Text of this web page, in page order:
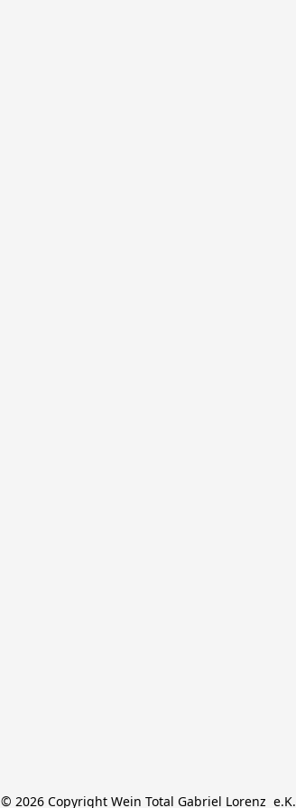
© 2026 Copyright Wein Total Gabriel Lorenz  e.K.